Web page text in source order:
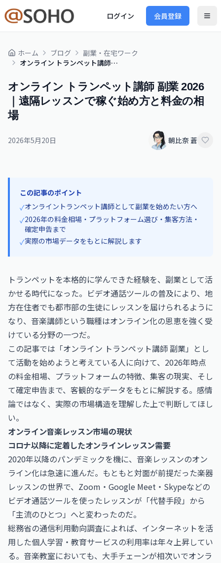
ログイン 会員登録
ホーム ブログ
副業・在宅ワーク
オンライン トランペット講師 副業 2026｜遠隔レッスンで稼ぐ始め方と料金の相場
オンライン トランペット講師 副業 2026
｜遠隔レッスンで稼ぐ始め方と料金の相
場
2026年5月20日 朝比奈 蒼
この記事のポイント
✓オンライントランペット講師として副業を始めたい方へ
✓2026年の料金相場・プラットフォーム選び・集客方法・
確定申告まで
✓実際の市場データをもとに解説します
トランペットを本格的に学んできた経験を、副業として活
かせる時代になった。ビデオ通話ツールの普及により、地
方在住者でも都市部の生徒にレッスンを届けられるように
なり、音楽講師という職種はオンライン化の恩恵を強く受
けている分野の一つだ。
この記事では「オンライン トランペット講師 副業」とし
て活動を始めようと考えている人に向けて、2026年時点
の料金相場、プラットフォームの特徴、集客の現実、そし
て確定申告まで、客観的なデータをもとに解説する。感情
論ではなく、実際の市場構造を理解した上で判断してほし
い。
オンライン音楽レッスン市場の現状
コロナ以降に定着したオンラインレッスン需要
2020年以降のパンデミックを機に、音楽レッスンのオン
ライン化は急速に進んだ。もともと対面が前提だった楽器
レッスンの世界で、Zoom・Google Meet・Skypeなどの
ビデオ通話ツールを使ったレッスンが「代替手段」から
「主流のひとつ」へと変わったのだ。
総務省の通信利用動向調査によれば、インターネットを活
用した個人学習・教育サービスの利用率は年々上昇してい
る。音楽教室においても、大手チェーンが相次いでオンラ